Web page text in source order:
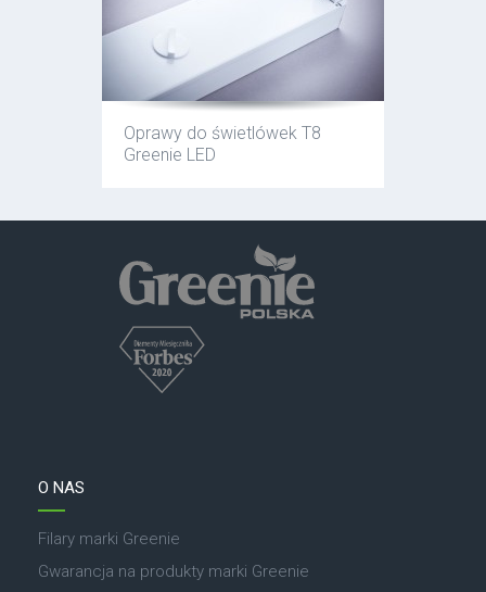
Oprawy do świetlówek T8
Greenie LED
O NAS
Filary marki Greenie
Gwarancja na produkty marki Greenie